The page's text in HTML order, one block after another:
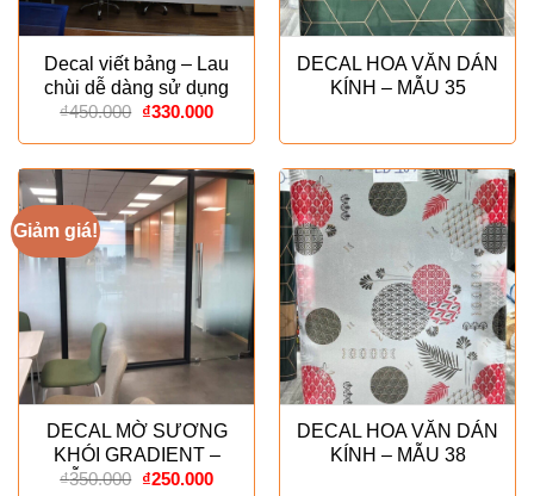
Decal viết bảng – Lau
chùi dễ dàng sử dụng
₫450.000 Giá
là:
₫450.000.
₫330.000Giá
tại
là:
₫330.000.
DECAL HOA VĂN DÁN
KÍNH – MẪU 35
Giảm giá!
DECAL MỜ SƯƠNG
KHÓI GRADIENT –
MẪU ESPECIALLY
₫350.000 Giá
₫250.000Giá
DECAL HOA VĂN DÁN
KÍNH – MẪU 38